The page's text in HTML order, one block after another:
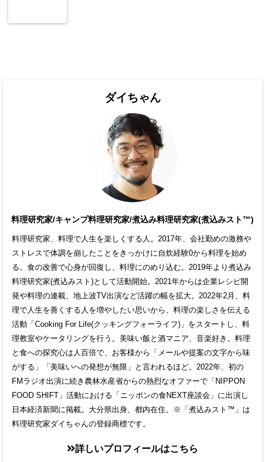
ダイちゃん
料理研究家/キャンプ料理研究家/煮込み料理研究家(煮込みスト™)
料理研究家、料理で人生を楽しくする人。2017年、会社勤めの激務や
ストレスで体調を崩したことをきっかけに自炊経験0から料理を始め
る。食の改善で心身が回復し、料理にのめり込む。2019年より煮込み
料理研究家(煮込みスト)として活動開始。2021年からは企業レシピ開
発や料理の連載、地上波TV出演など活躍の幅を拡大。2022年2月、料
理で人生を善くする人を増やしたい思いから、料理の楽しさを伝える
活動「Cooking For Life(クッキングフォーライフ)」をスタートし、料
理教室やケータリングを行う。美味い飯と酒マニア、音楽好き。料理
と食への探究心は人百倍で、お客様から「メールや提案の文字から味
がする」「美味いへの発想が無限」と言われるほど。2022年、初の
FMラジオ出演に続き農林水産省からの熱烈なオファーで「NIPPON
FOOD SHIFT」活動における「ニッポンの食NEXT座談会」に出演し
日本経済新聞に掲載。大分県出身、都内在住。※「煮込みスト™」は
料理研究家ダイちゃんの登録商標です。
詳しいプロフィールはこちら